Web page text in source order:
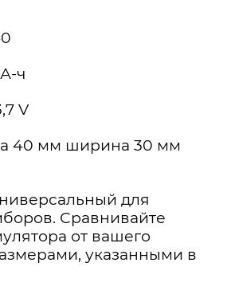
ч
V
40 мм ширина 30 мм
для
Сравнивайте
от вашего
указанными в